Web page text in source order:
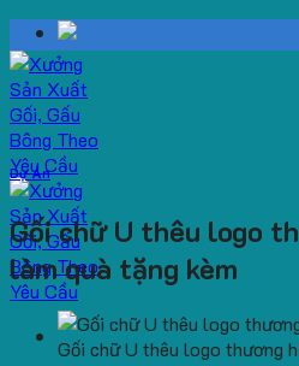
Skip
to
content
Dự Án
Gối chữ U thêu logo
làm quà tặng kèm
Gối chữ U thêu logo thương